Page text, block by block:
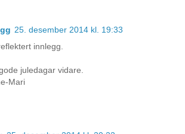
25. desember 2014 kl. 19:33
innlegg.
juledagar vidare.
Mari